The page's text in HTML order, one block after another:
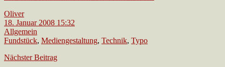
Oliver
18. Januar 2008 15:32
Allgemein
Fundstück, Mediengestaltung, Technik, Typo
Nächster Beitrag